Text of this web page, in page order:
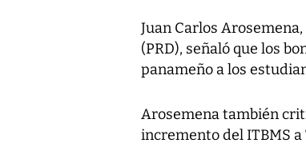
Juan Carlos
(PRD), señaló que los
panameño a los
Arosemena también
incremento del ITBMS a